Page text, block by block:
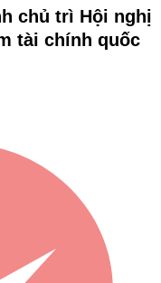
chủ trì Hội nghị
tài chính quốc